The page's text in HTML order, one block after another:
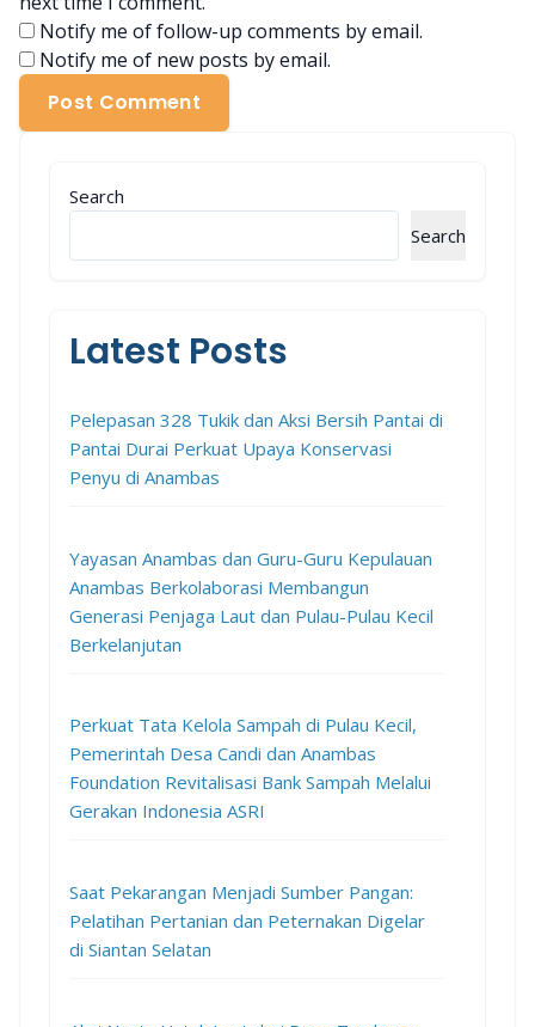
Notify me of follow-up comments by email.
Notify me of new posts by email.
Post Comment
Search
Search
Latest Posts
Pelepasan 328 Tukik dan Aksi Bersih Pantai di
Pantai Durai Perkuat Upaya Konservasi
Penyu di Anambas
Yayasan Anambas dan Guru-Guru Kepulauan
Anambas Berkolaborasi Membangun
Generasi Penjaga Laut dan Pulau-Pulau Kecil
Berkelanjutan
Perkuat Tata Kelola Sampah di Pulau Kecil,
Pemerintah Desa Candi dan Anambas
Foundation Revitalisasi Bank Sampah Melalui
Gerakan Indonesia ASRI
Saat Pekarangan Menjadi Sumber Pangan:
Pelatihan Pertanian dan Peternakan Digelar
di Siantan Selatan